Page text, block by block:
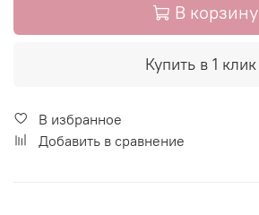
В корзину
Купить в 1 клик
В избранное
Добавить в сравнение